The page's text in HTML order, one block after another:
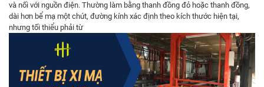
và nối với nguồn điện. Thường làm bằng thanh đồng đỏ hoặc thanh đồng,
dài hơn bể mạ một chút, đường kính xác định theo kích thước hiện tại,
nhưng tối thiểu phải từ